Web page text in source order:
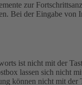
zur
Bei der Eingabe von
ist nicht mit der
lassen sich nicht
können nicht mit der